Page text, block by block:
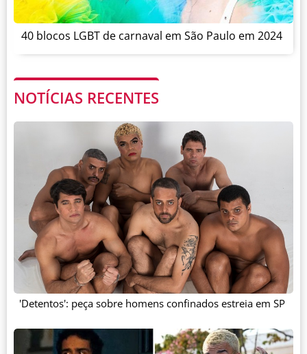
40 blocos LGBT de carnaval em São Paulo em 2024
NOTÍCIAS RECENTES
'Detentos': peça sobre homens confinados estreia em SP